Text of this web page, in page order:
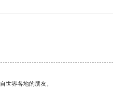
世界各地的朋友。